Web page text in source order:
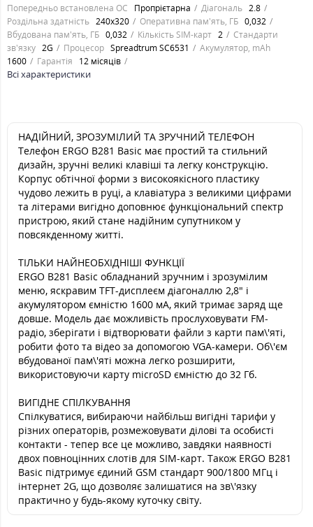
Попередньо встановлена ОС Пропрієтарна Діагональ 2.8
Роздільна здатність 240x320 Оперативна пам'ять, ГБ 0,032
Вбудована пам'ять, ГБ 0,032 Кількість SIM-карт 2
Стандарти
зв'язку 2G Процесор Spreadtrum SC6531
Акумулятор, mAh
1600
Гарантія 12 місяців
Всі характеристики
НАДІЙНИЙ, ЗРОЗУМІЛИЙ ТА ЗРУЧНИЙ ТЕЛЕФОН
Телефон ERGO B281 Basic має простий та стильний
дизайн, зручні великі клавіші та легку конструкцію.
Корпус обтічної форми з високоякісного пластику
чудово лежить в руці, а клавіатура з великими цифрами
та літерами вигідно доповнює функціональний спектр
пристрою, який стане надійним супутником у
повсякденному житті.
ТІЛЬКИ НАЙНЕОБХІДНІШІ ФУНКЦІЇ
ERGO B281 Basic обладнаний зручним і зрозумілим
меню, яскравим TFT-дисплеєм діагоналлю 2,8" і
акумулятором ємністю 1600 мА, який тримає заряд ще
довше. Модель дає можливість прослуховувати FM-
радіо, зберігати і відтворювати файли з карти пам\'яті,
робити фото та відео за допомогою VGA-камери. Об\'єм
вбудованої пам\'яті можна легко розширити,
використовуючи карту microSD ємністю до 32 Гб.
ВИГІДНЕ СПІЛКУВАННЯ
Спілкуватися, вибираючи найбільш вигідні тарифи у
різних операторів, розмежовувати ділові та особисті
контакти - тепер все це можливо, завдяки наявності
двох повноцінних слотів для SIM-карт. Також ERGO B281
Basic підтримує єдиний GSM стандарт 900/1800 МГц і
інтернет 2G, що дозволяє залишатися на зв\'язку
практично у будь-якому куточку світу.